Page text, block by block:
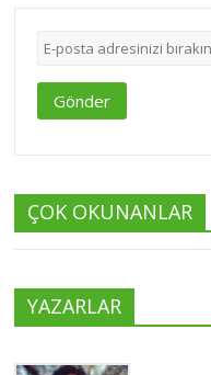
Gönder
ÇOK OKUNANLAR
YAZARLAR